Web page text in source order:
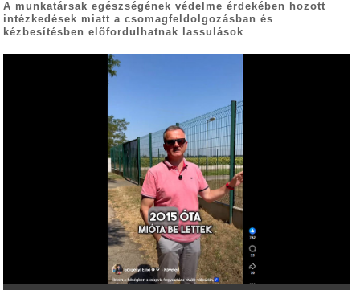
A munkatársak egészségének védelme érdekében hozott
intézkedések miatt a csomagfeldolgozásban és
kézbesítésben előfordulhatnak lassulások